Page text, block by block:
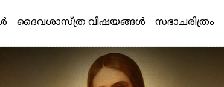
ദൈവശാസ്ത്ര വിഷയങ്ങള്‍ സഭാചരിത്രം